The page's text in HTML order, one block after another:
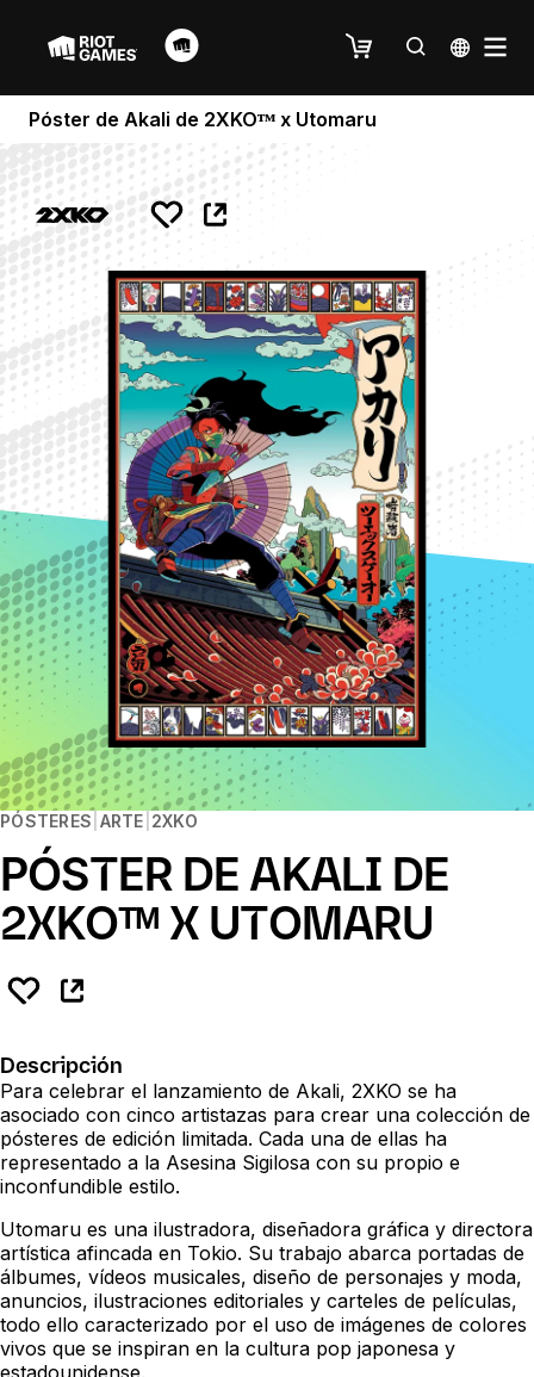
Póster de Akali de 2XKOᵀᴹ x Utomaru
PÓSTERES ARTE 2XKO
PÓSTER DE AKALI DE
2XKOᵀᴹ X UTOMARU
Descripción
Para celebrar el lanzamiento de Akali, 2XKO se ha
asociado con cinco artistazas para crear una colección de
pósteres de edición limitada. Cada una de ellas ha
representado a la Asesina Sigilosa con su propio e
inconfundible estilo.
Utomaru es una ilustradora, diseñadora gráfica y directora
artística afincada en Tokio. Su trabajo abarca portadas de
álbumes, vídeos musicales, diseño de personajes y moda,
anuncios, ilustraciones editoriales y carteles de películas,
todo ello caracterizado por el uso de imágenes de colores
vivos que se inspiran en la cultura pop japonesa y
estadounidense.